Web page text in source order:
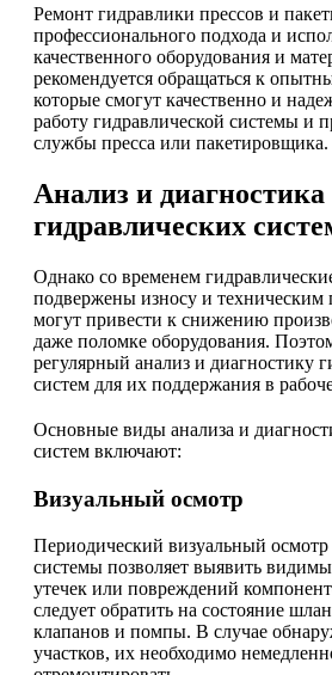
Ремонт гидравлики прессов и
профессионального подхода и
качественного оборудования и
рекомендуется обращаться к
которые смогут качественно и
работу гидравлической системы и
службы пресса или пакетировщика.
Анализ и диагностика
гидравлических
Однако со временем
подвержены износу и техническим
могут привести к снижению
даже поломке оборудования.
регулярный анализ и диагностику
систем для их поддержания в
Основные виды анализа и
систем включают:
Визуальный осмотр
Периодический визуальный осмотр
системы позволяет выявить
утечек или повреждений
следует обратить на состояние
клапанов и помпы. В случае
участков, их необходимо